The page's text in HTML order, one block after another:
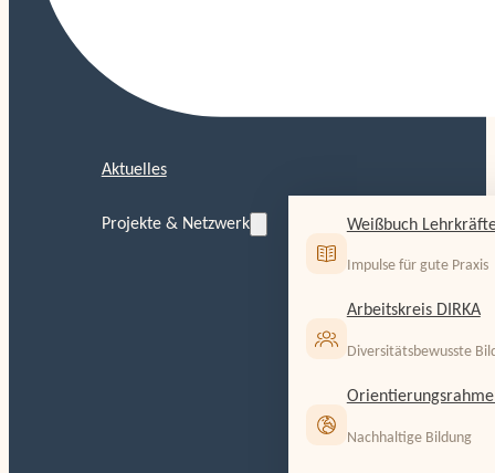
Aktuelles
Projekte & Netzwerk Weißbuch
Impulse für gute Praxis
Arbeitskreis DIRKA
Diversitätsbewusste
Nachhaltige Bildung